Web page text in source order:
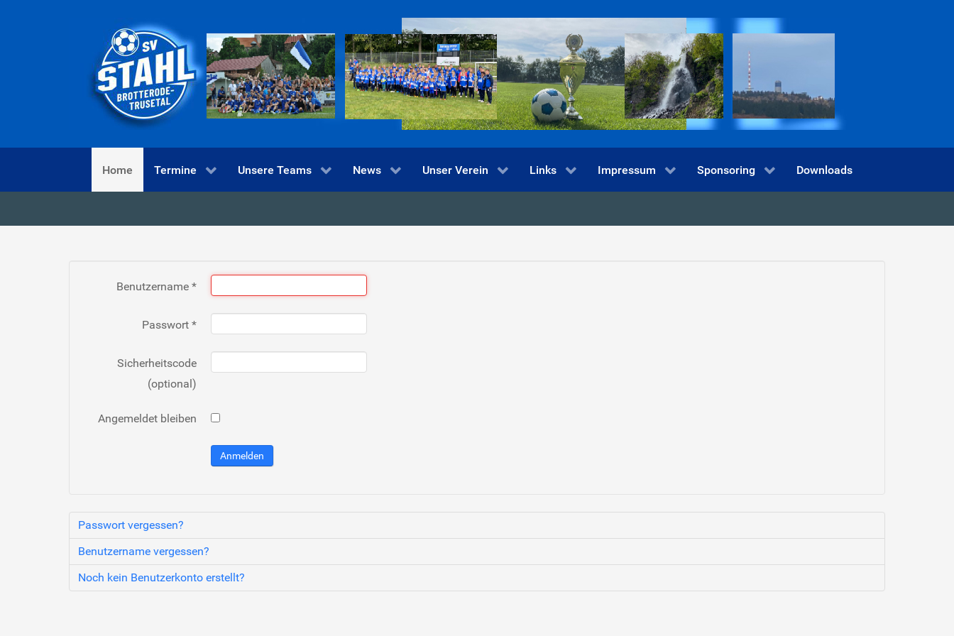
Home Termine Unsere Teams News Unser Verein Links Impressum Sponsoring Downloads
Benutzername *
Passwort *
Sicherheitscode
(optional)
Angemeldet bleiben
Anmelden
Passwort vergessen?
Benutzername vergessen?
Noch kein Benutzerkonto erstellt?